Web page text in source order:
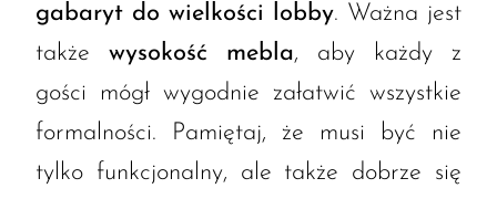
gabaryt do wielkości lobby. Ważna jest
także wysokość mebla, aby każdy z
gości mógł wygodnie załatwić wszystkie
formalności. Pamiętaj, że musi być nie
tylko funkcjonalny, ale także dobrze się